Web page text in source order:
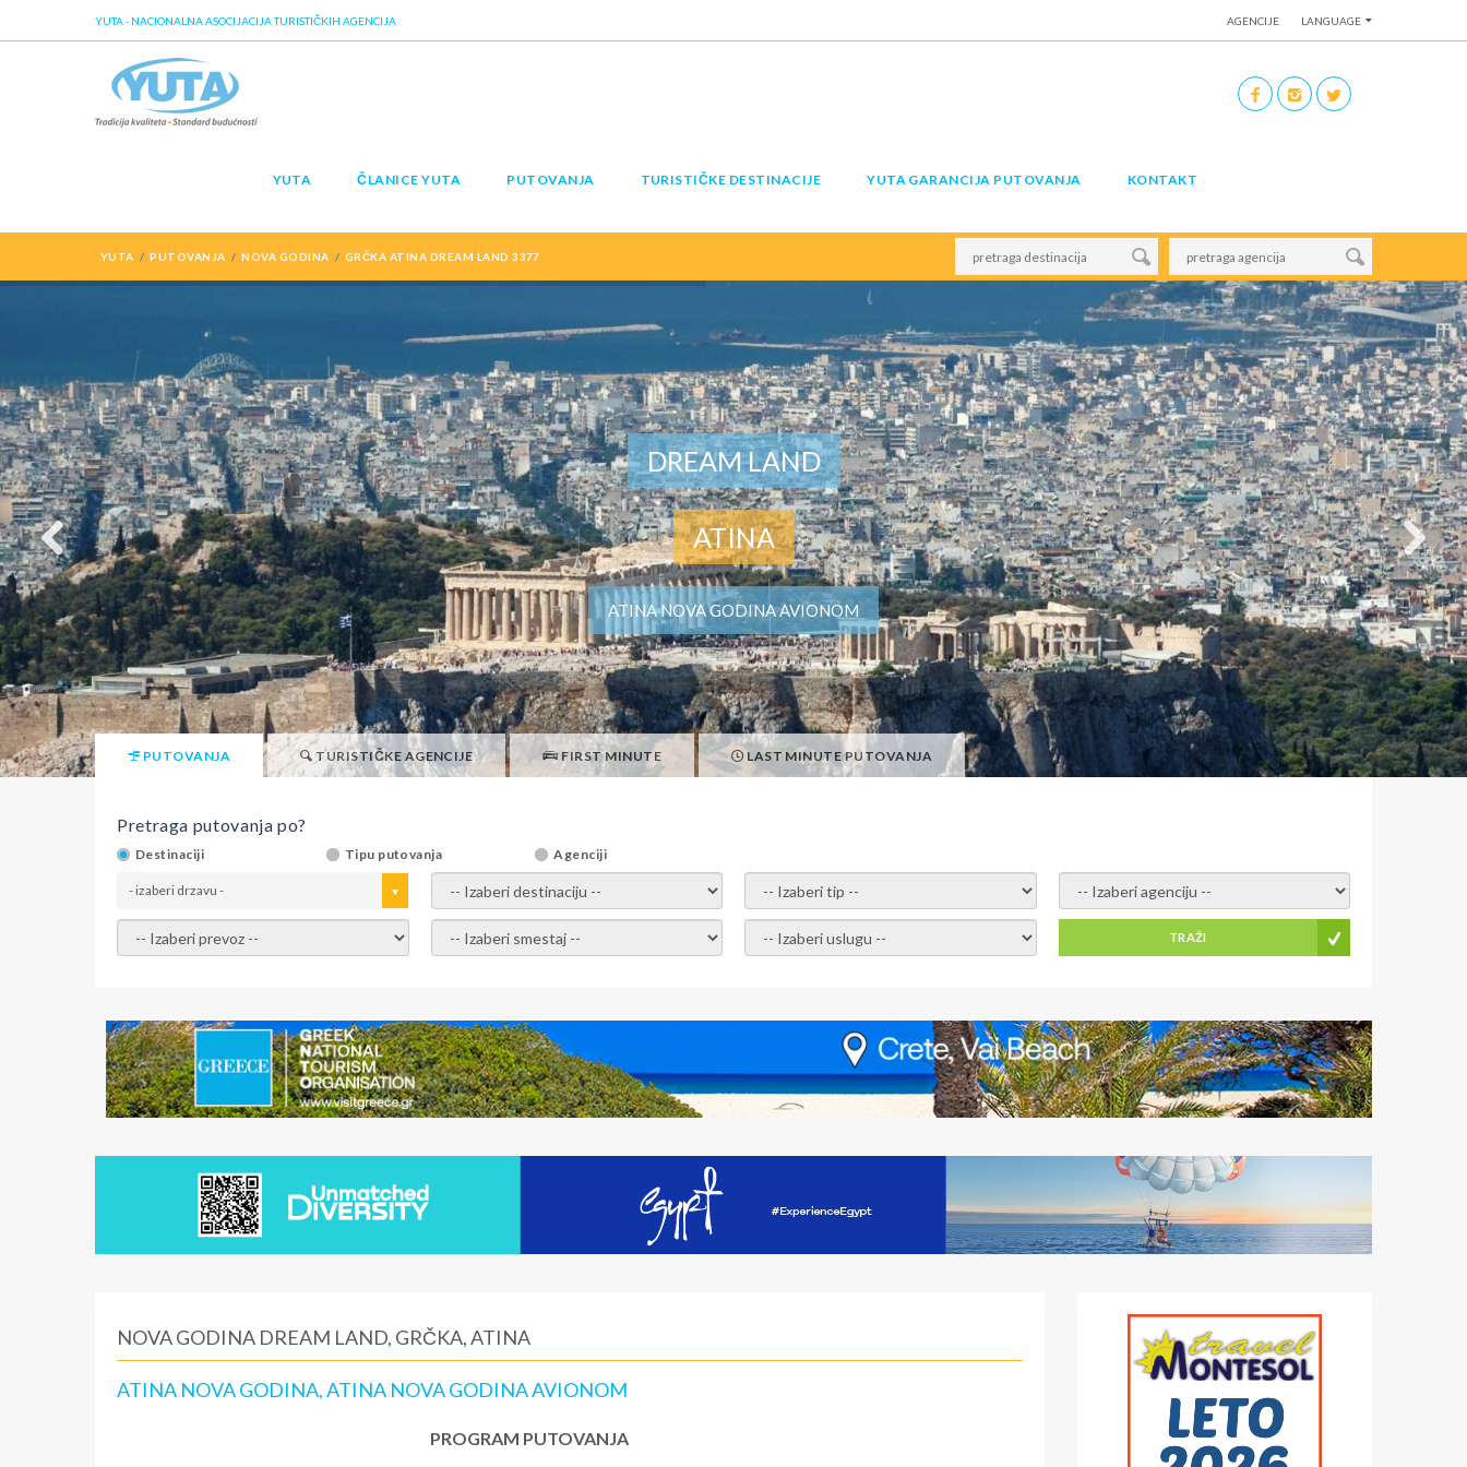
AGENCIJE LANGUAGE
YUTA - NACIONALNA ASOCIJACIJA TURISTIČKIH AGENCIJA
YUTA ČLANICE YUTA PUTOVANJA TURISTIČKE DESTINACIJE YUTA GARANCIJA PUTOVANJA KONTAKT
YUTA PUTOVANJA NOVA GODINA GRČKA ATINA DREAM LAND 3377
DREAM LAND
ATINA
ATINA NOVA GODINA AVIONOM
PUTOVANJA TURISTIČKE AGENCIJE FIRST MINUTE LAST MINUTE PUTOVANJA
Pretraga putovanja po?
Destinaciji Tipu putovanja Agenciji
- izaberi drzavu - - izaberi destinaciju - - izaberi tip - - izaberi agenciju -
- izaberi prevoz - - Izaberite smestaj - - Izaberite uslugu - TRAŽI
NOVA GODINA DREAM LAND, GRČKA, ATINA
ATINA NOVA GODINA, ATINA NOVA GODINA AVIONOM
PROGRAM PUTOVANJA